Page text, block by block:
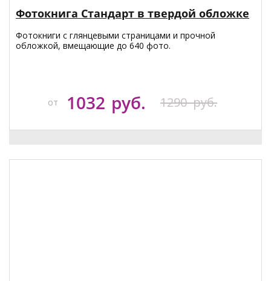
Фотокнига Стандарт в твердой обложке
Фотокниги с глянцевыми страницами и прочной
обложкой, вмещающие до 640 фото.
от 1032 руб. 1290 руб.